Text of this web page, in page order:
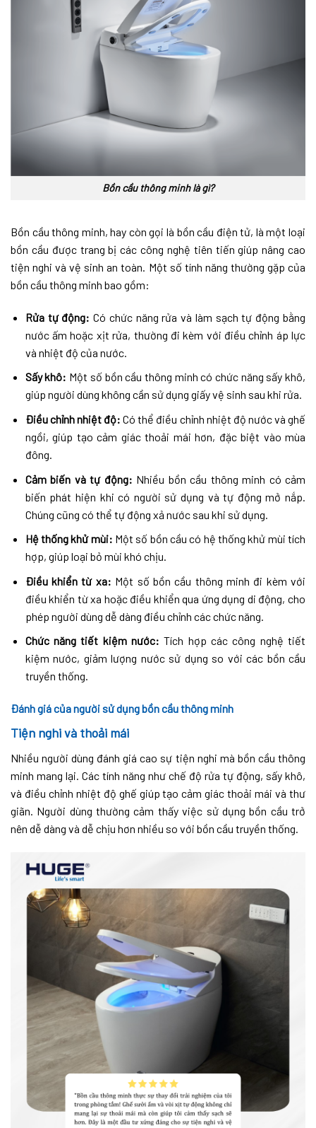
Bồn cầu thông minh là gì?
Bồn cầu thông minh, hay còn gọi là bồn cầu điện tử, là một loại
bồn cầu được trang bị các công nghệ tiên tiến giúp nâng cao
tiện nghi và vệ sinh an toàn. Một số tính năng thường gặp của
bồn cầu thông minh bao gồm:
Rửa tự động: Có chức năng rửa và làm sạch tự động bằng
nước ấm hoặc xịt rửa, thường đi kèm với điều chỉnh áp lực
và nhiệt độ của nước.
Sấy khô: Một số bồn cầu thông minh có chức năng sấy khô,
giúp người dùng không cần sử dụng giấy vệ sinh sau khi rửa.
Điều chỉnh nhiệt độ: Có thể điều chỉnh nhiệt độ nước và ghế
ngồi, giúp tạo cảm giác thoải mái hơn, đặc biệt vào mùa
đông.
Cảm biến và tự động: Nhiều bồn cầu thông minh có cảm
biến phát hiện khi có người sử dụng và tự động mở nắp.
Chúng cũng có thể tự động xả nước sau khi sử dụng.
Hệ thống khử mùi: Một số bồn cầu có hệ thống khử mùi tích
hợp, giúp loại bỏ mùi khó chịu.
Điều khiển từ xa: Một số bồn cầu thông minh đi kèm với
điều khiển từ xa hoặc điều khiển qua ứng dụng di động, cho
phép người dùng dễ dàng điều chỉnh các chức năng.
Chức năng tiết kiệm nước: Tích hợp các công nghệ tiết
kiệm nước, giảm lượng nước sử dụng so với các bồn cầu
truyền thống.
Đánh giá của người sử dụng bồn cầu thông minh
Tiện nghi và thoải mái
Nhiều người dùng đánh giá cao sự tiện nghi mà bồn cầu thông
minh mang lại. Các tính năng như chế độ rửa tự động, sấy khô,
và điều chỉnh nhiệt độ ghế giúp tạo cảm giác thoải mái và thư
giãn. Người dùng thường cảm thấy việc sử dụng bồn cầu trở
nên dễ dàng và dễ chịu hơn nhiều so với bồn cầu truyền thống.